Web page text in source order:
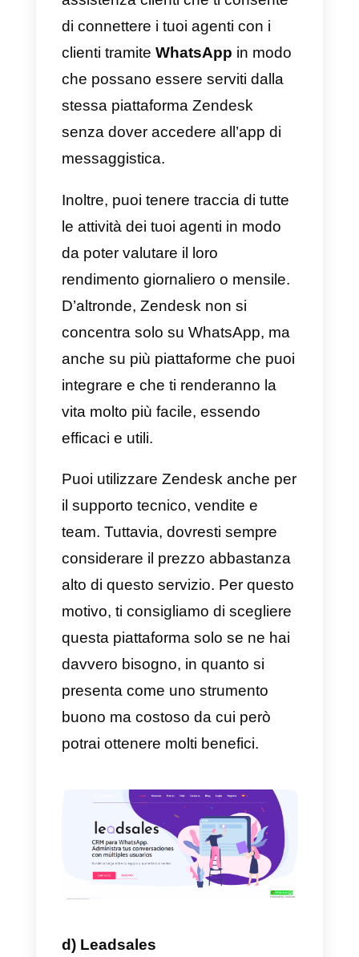
agente perWhatsApp
più importante. Questo consente
di collegare più agenti a un unico
numero WhatsApp, essendo
quindi in grado di servire tutti i
clienti da un unico posto.
D’altra parte, offre la possibilità di
crearemetriche e botper
automatizzare i processi
all’interno dei diversi canali di
servizio abilitati. Questi sono
generalmente focalizzati sull’uso
dei bot e questo è solitamente il
loro punto di forza insieme
all’automazione della
comunicazione, che non
consigliamo, poiché i clienti
tendono ad apprezzare molto di
più un trattamento umano. È uno
strumento un po’ complicato da
usare all’inizio ma, con la pratica,
diventa molto più semplice.
fascia intermedia, cioè le piccole
e medie imprese potrebbero
acquisire il servizio, ma bisogna
servizio clienti non è il migliore